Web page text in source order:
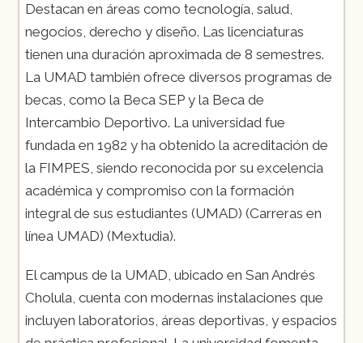
Destacan en áreas como tecnología, salud,
negocios, derecho y diseño. Las licenciaturas
tienen una duración aproximada de 8 semestres.
La UMAD también ofrece diversos programas de
becas, como la Beca SEP y la Beca de
Intercambio Deportivo. La universidad fue
fundada en 1982 y ha obtenido la acreditación de
la FIMPES, siendo reconocida por su excelencia
académica y compromiso con la formación
integral de sus estudiantes​ (UMAD)​​ (Carreras en
línea UMAD)​​ (Mextudia)​.
El campus de la UMAD, ubicado en San Andrés
Cholula, cuenta con modernas instalaciones que
incluyen laboratorios, áreas deportivas, y espacios